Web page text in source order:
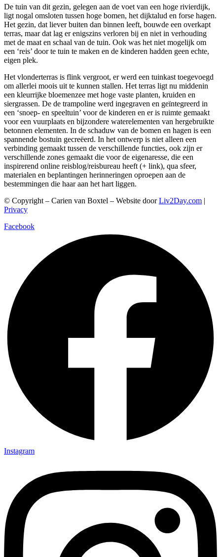
De tuin van dit gezin, gelegen aan de voet van een hoge rivierdijk,
ligt nogal omsloten tussen hoge bomen, het dijktalud en forse hagen.
Het gezin, dat liever buiten dan binnen leeft, bouwde een overkapt
terras, maar dat lag er enigszins verloren bij en niet in verhouding
met de maat en schaal van de tuin. Ook was het niet mogelijk om
een ‘reis’ door te tuin te maken en de kinderen hadden geen echte,
eigen plek.
Het vlonderterras is flink vergroot, er werd een tuinkast toegevoegd
om allerlei moois uit te kunnen stallen. Het terras ligt nu middenin
een kleurrijke bloemenzee met hoge vaste planten, kruiden en
siergrassen. De de trampoline werd ingegraven en geïntegreerd in
een ‘snoep- en speeltuin’ voor de kinderen en er is ruimte gemaakt
voor een vuurplaats en bijzondere waterelementen van hergebruikte
betonnen elementen. In de schaduw van de bomen en hagen is een
spannende bostuin gecreëerd. In het ontwerp is niet alleen een
verbinding gemaakt tussen de verschillende functies, ook zijn er
verschillende zones gemaakt die voor de eigenaresse, die een
inspirerend online reisblog/reisbureau heeft (+ link), qua sfeer,
materialen en beplantingen herinneringen oproepen aan de
bestemmingen die haar aan het hart liggen.
© Copyright – Carien van Boxtel – Website doorLiv2Day.com |
Privacy
Facebook
Instagram